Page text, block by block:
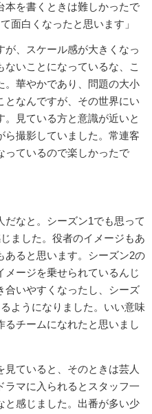
本を書くときは難しかったで
面白くなったと思います」
が、スケール感が大きくなっ
いことになっているな、こ
。華やかであり、問題の大小
となんですが、その世界にい
。見ている方と意識が近いと
ら撮影していました。常連客
っているので楽しかったで
なと。シーズン1でも思って
ました。役者のイメージもあ
あると思います。シーズン2の
メージを乗せられているんじ
合いやすくなったし、シーズ
ようになりました。いい意味
るチームになれたと思いまし
ていると、そのときは芸人
ラマに入られるとスタッフ一
と感じました。出番が多い少